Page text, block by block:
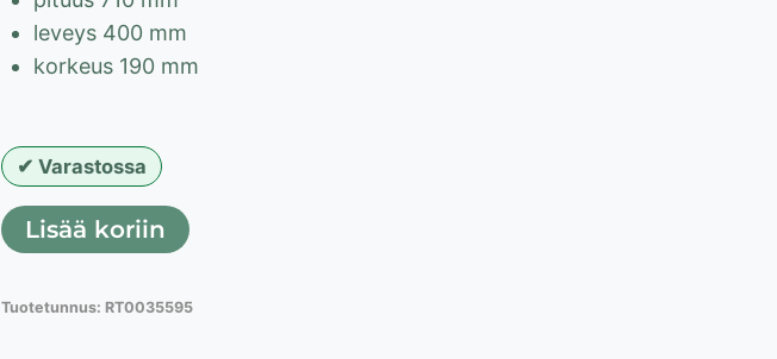
leveys 400 mm
korkeus 190 mm
Varastossa
Laastipalju
40l,
määrä
Lisää koriin
Tuotetunnus: RT0035595